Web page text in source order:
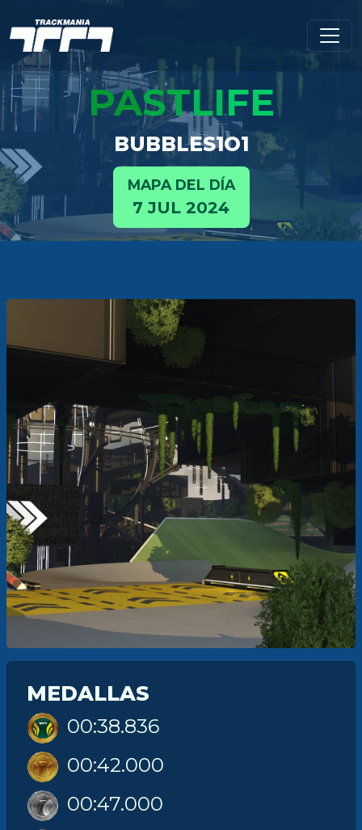
PASTLIFE
BUBBLES1O1
MAPA DEL DÍA
7 JUL 2024
MEDALLAS
00:38.836
00:42.000
00:47.000